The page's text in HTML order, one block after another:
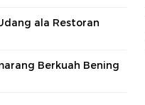
ala Restoran
Berkuah Bening